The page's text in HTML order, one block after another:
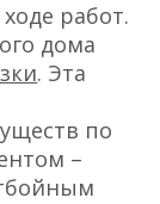
работ.
дома
. Эта
по
–